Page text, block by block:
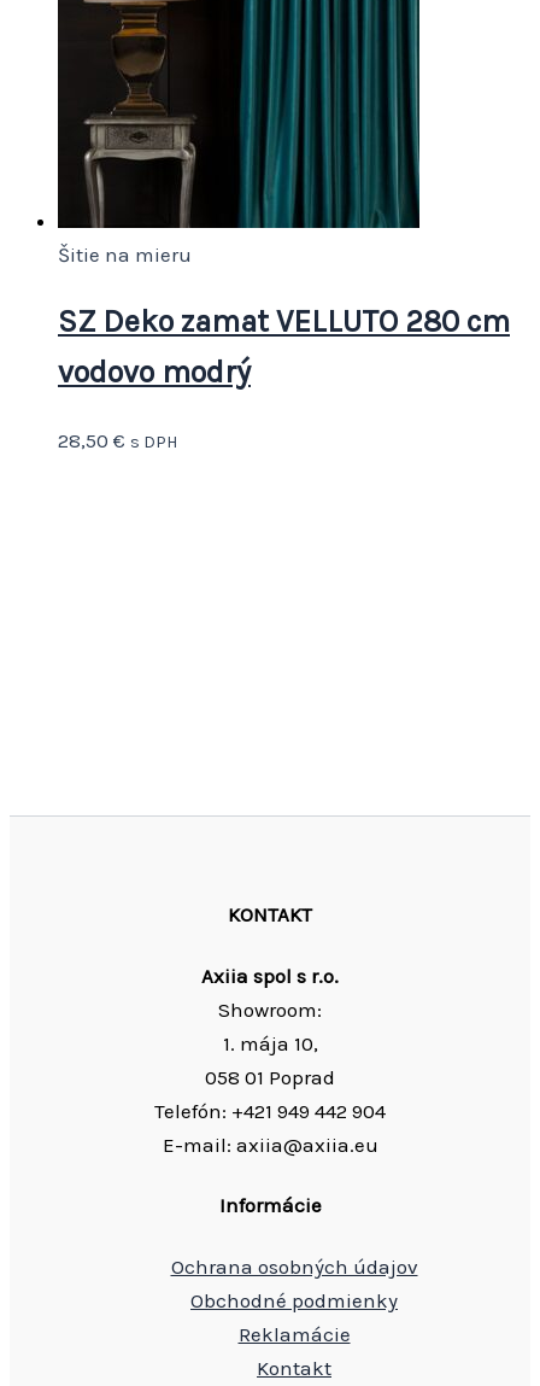
Šitie na mieru
SZ Deko zamat VELLUTO 280 cm
vodovo modrý
28,50 € s DPH
KONTAKT
Axiia spol s r.o.
Showroom:
1. mája 10,
058 01 Poprad
Telefón: +421 949 442 904
E-mail: axiia@axiia.eu
Informácie
Ochrana osobných údajov
Obchodné podmienky
Reklamácie
Kontakt